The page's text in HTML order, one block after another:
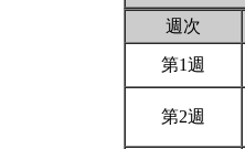
週次
第1週
第2週